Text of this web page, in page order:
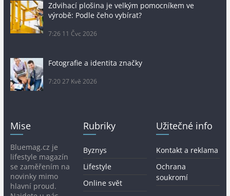
Zdvihací plošina je velkým pomocníkem ve
výrobě: Podle čeho vybírat?
7:26 11 Čvc 2026
Fotografie a identita značky
7:20 27 Kvě 2026
Mise
Bluemag.cz je
lifestyle magazín
se zaměřením na
novinky mimo
hlavní proud.
Rubriky
Byznys
Lifestyle
Online svět
Užitečné info
Kontakt a reklama
Ochrana
soukromí